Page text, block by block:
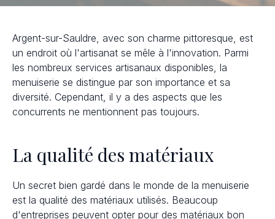
Argent-sur-Sauldre, avec son charme pittoresque, est
un endroit où l'artisanat se mêle à l'innovation. Parmi
les nombreux services artisanaux disponibles, la
menuiserie se distingue par son importance et sa
diversité. Cependant, il y a des aspects que les
concurrents ne mentionnent pas toujours.
La qualité des matériaux
Un secret bien gardé dans le monde de la menuiserie
est la qualité des matériaux utilisés. Beaucoup
d'entreprises peuvent opter pour des matériaux bon